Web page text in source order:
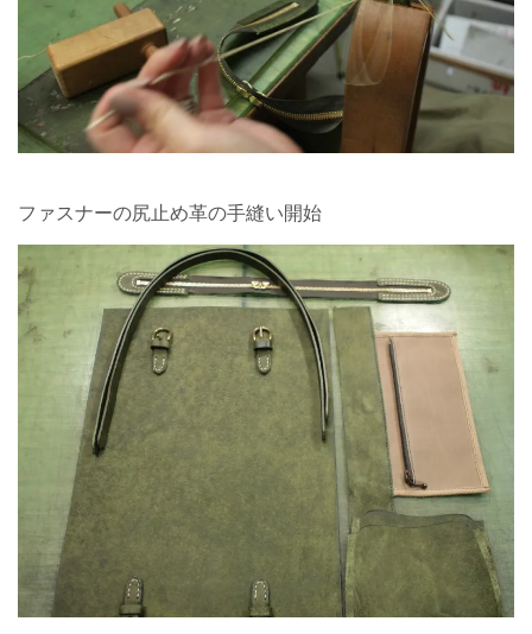
ファスナーの尻止め革の手縫い開始